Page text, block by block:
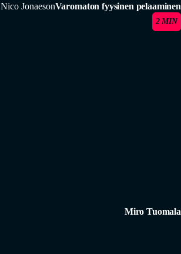
Nico JonaesonVaromaton fyysinen pelaaminen
2 MIN
Miro Tuomala